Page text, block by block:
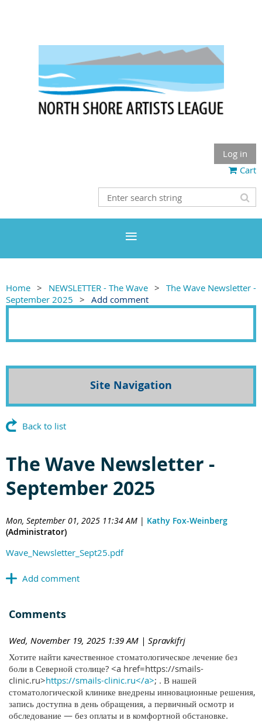
Log in
Cart
Home NEWSLETTER - The Wave
The Wave Newsletter -
September 2025
Add comment
Site Navigation
Back to list
The Wave Newsletter -
September 2025
Mon, September 01, 2025 11:34 AM | Kathy Fox-Weinberg
(Administrator)
Wave_Newsletter_Sept25.pdf
Comments
Wed, November 19, 2025 1:39 AM | Spravkifrj
Хотите найти качественное стоматологическое лечение без
боли в Северной столице? <a href=https://smails-
clinic.ru>https://smails-clinic.ru</a>; . В нашей
стоматологической клинике внедрены инновационные решения,
запись доступна в день обращения, а первичный осмотр и
обследование — без оплаты и в комфортной обстановке.